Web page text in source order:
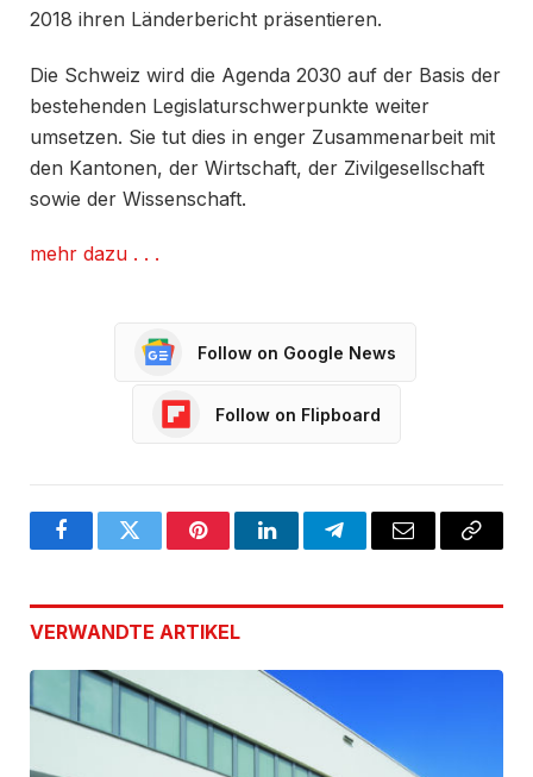
2018 ihren Länderbericht präsentieren.
Die Schweiz wird die Agenda 2030 auf der Basis der
bestehenden Legislaturschwerpunkte weiter
umsetzen. Sie tut dies in enger Zusammenarbeit mit
den Kantonen, der Wirtschaft, der Zivilgesellschaft
sowie der Wissenschaft.
mehr dazu . . .
Follow on Google News
Follow on Flipboard
FacebookTwitter PinterestLinkedInTelegramEmail
Copy
VERWANDTE ARTIKEL